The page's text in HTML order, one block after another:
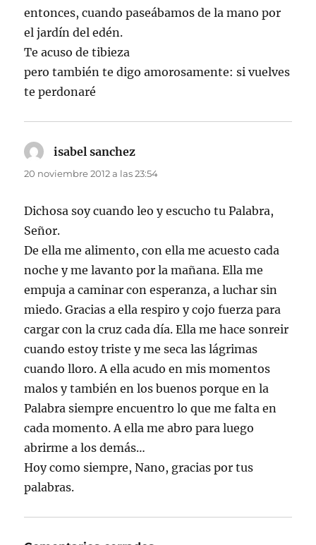
entonces, cuando paseábamos de la mano por
el jardín del edén.
Te acuso de tibieza
pero también te digo amorosamente: si vuelves
te perdonaré
isabel sanchez
20 noviembre 2012 a las 23:54
Dichosa soy cuando leo y escucho tu Palabra,
Señor.
De ella me alimento, con ella me acuesto cada
noche y me lavanto por la mañana. Ella me
empuja a caminar con esperanza, a luchar sin
miedo. Gracias a ella respiro y cojo fuerza para
cargar con la cruz cada día. Ella me hace sonreir
cuando estoy triste y me seca las lágrimas
cuando lloro. A ella acudo en mis momentos
malos y también en los buenos porque en la
Palabra siempre encuentro lo que me falta en
cada momento. A ella me abro para luego
abrirme a los demás…
Hoy como siempre, Nano, gracias por tus
palabras.